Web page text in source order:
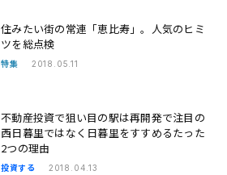
住みたい街の常連「恵比寿」。人気のヒミ
ツを総点検
特集 2018.05.11
不動産投資で狙い目の駅は再開発で注目の
西日暮里ではなく日暮里をすすめるたった
2つの理由
投資する 2018.04.13